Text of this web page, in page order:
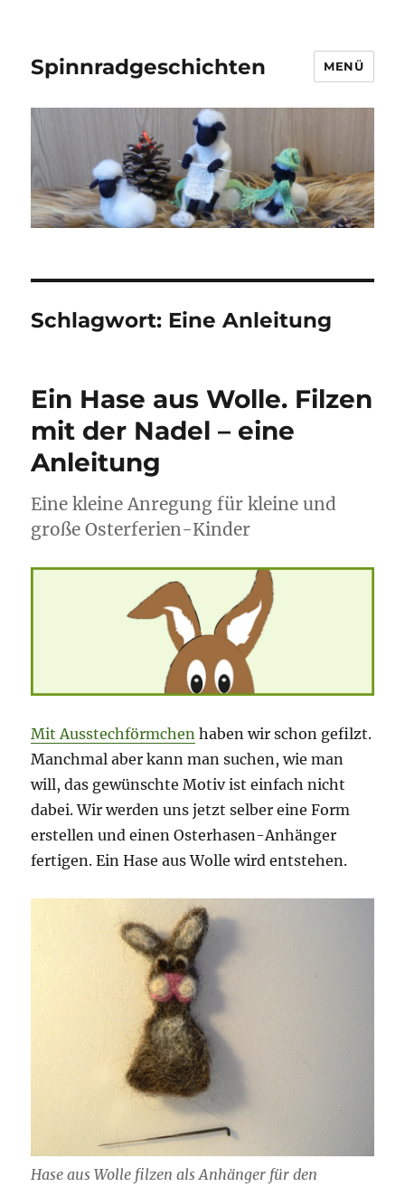
Spinnradgeschichten MENÜ
Schlagwort: Eine Anleitung
Ein Hase aus Wolle. Filzen
mit der Nadel – eine
Anleitung
Eine kleine Anregung für kleine und
große Osterferien-Kinder
Mit Ausstechförmchen haben wir schon gefilzt.
Manchmal aber kann man suchen, wie man
will, das gewünschte Motiv ist einfach nicht
dabei. Wir werden uns jetzt selber eine Form
erstellen und einen Osterhasen-Anhänger
fertigen. Ein Hase aus Wolle wird entstehen.
Hase aus Wolle filzen als Anhänger für den